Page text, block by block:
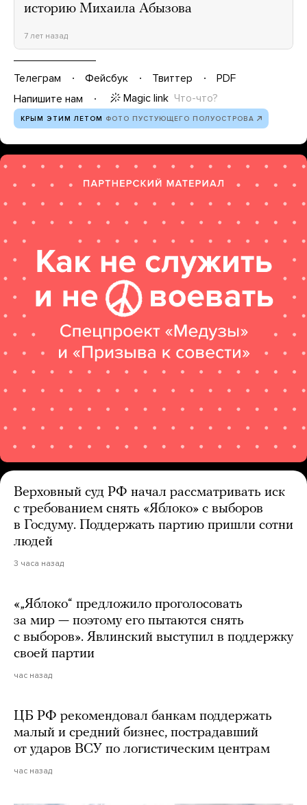
историю Михаила Абызова
7 лет назад
Телеграм Фейсбук Твиттер
PDF
Напишите нам
Magic link Что-что?
КРЫМ ЭТИМ ЛЕТОМ ФОТО ПУСТУЮЩЕГО ПОЛУОСТРОВА
Верховный суд РФ начал рассматривать иск
с требованием снять «Яблоко» с выборов
в Госдуму. Поддержать партию пришли сотни
людей
3 часа назад
«„Яблоко“ предложило проголосовать
за мир — поэтому его пытаются снять
с выборов». Явлинский выступил в поддержку
своей партии
час назад
ЦБ РФ рекомендовал банкам поддержать
малый и средний бизнес, пострадавший
от ударов ВСУ по логистическим центрам
час назад